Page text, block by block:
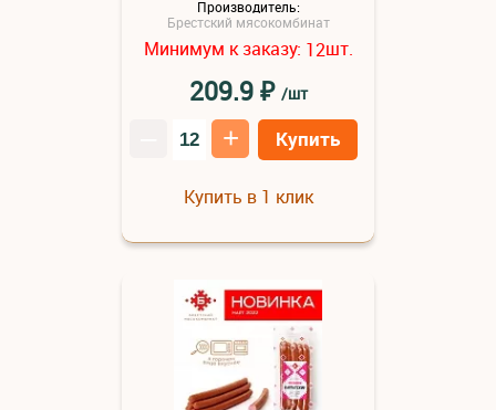
Производитель:
Брестский мясокомбинат
Минимум к заказу: 12шт.
209.9₽ /шт
+ Купить
Купить в 1 клик